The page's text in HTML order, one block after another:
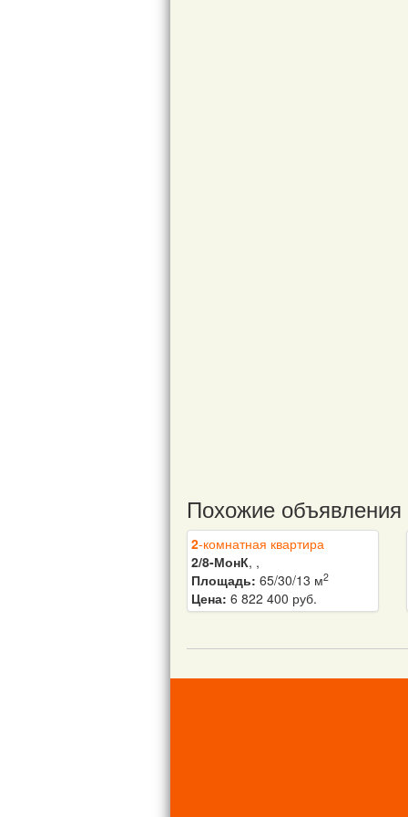
Похожие объявления
2-комнатная квартира
2/8-МонК, ,
Площадь: 65/30/13 м2
Цена: 6 822 400 руб.